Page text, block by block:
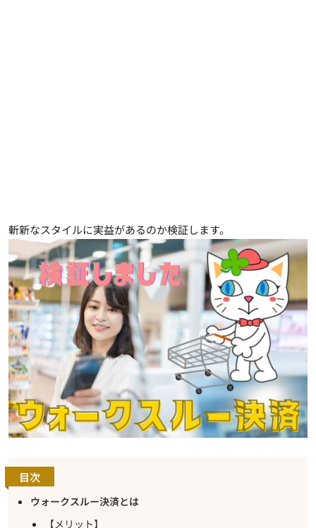
斬新なスタイルに実益があるのか検証します。
目次
ウォークスルー決済とは
【メリット】